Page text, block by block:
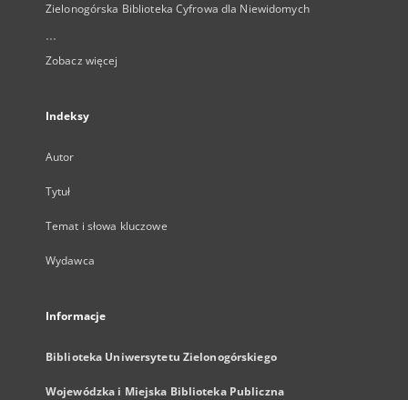
Zielonogórska Biblioteka Cyfrowa dla Niewidomych
...
Zobacz więcej
Indeksy
Autor
Tytuł
Temat i słowa kluczowe
Wydawca
Informacje
Biblioteka Uniwersytetu Zielonogórskiego
Wojewódzka i Miejska Biblioteka Publiczna